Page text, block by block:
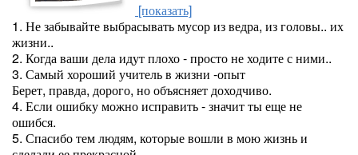
[показать]
1. Не забывайте выбрасывать мусор из ведра, из головы.. их
жизни..
2. Когда ваши дела идут плохо - просто не ходите с ними..
3. Самый хороший учитель в жизни -опыт
Берет, правда, дорого, но объясняет доходчиво.
4. Если ошибку можно исправить - значит ты еще не
ошибся.
5. Спасибо тем людям, которые вошли в мою жизнь и